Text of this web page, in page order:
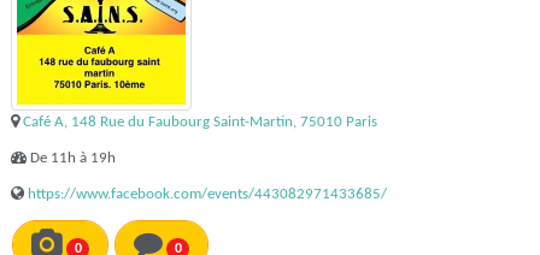
Café A, 148 Rue du Faubourg Saint-Martin, 75010 Paris
De 11h à 19h
https://www.facebook.com/events/443082971433685/
0 0